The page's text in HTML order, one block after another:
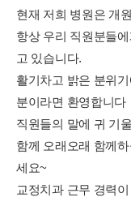
현재 저희 병원은 개
항상 우리 직원분들
고 있습니다.
활기차고 밝은 분위
분이라면 환영합니다
직원들의 말에 귀 기
함께 오래오래 함께
세요~
교정치과 근무 경력